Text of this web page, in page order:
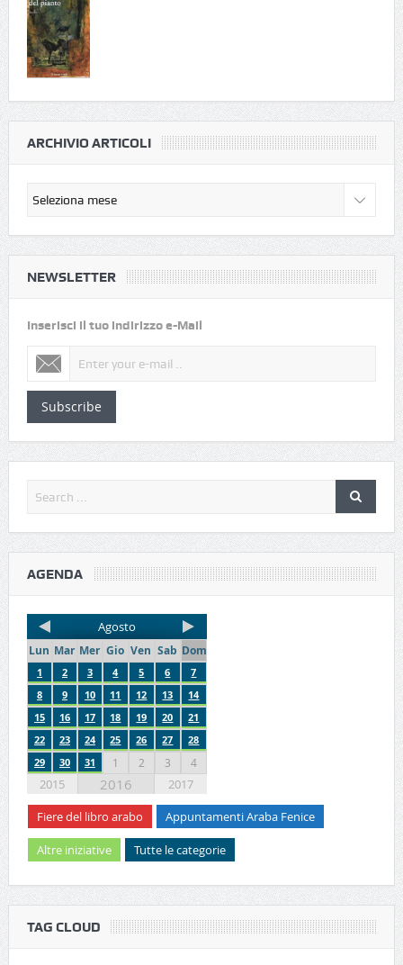
ARCHIVIO ARTICOLI
NEWSLETTER
Inserisci il tuo indirizzo e-Mail
Subscribe
AGENDA
Agosto
Lun Mar Mer Gio Ven Sab Dom
1 2 3 4 5 6
7
8
9 10 11 12 13
14
15
16 17 18 19 20
21
22
23 24 25 26 27
28
29
30 31 1 2 3 4
2015 2016
2017
Fiere del libro arabo
Appuntamenti Araba Fenice
Altre iniziative Tutte le categorie
TAG CLOUD